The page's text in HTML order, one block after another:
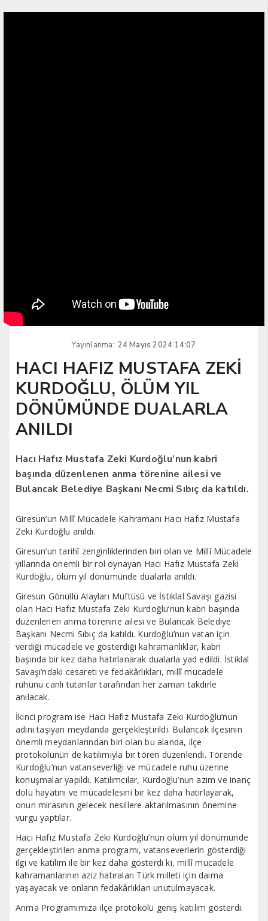
Yayınlanma: 24 Mayıs 2024 14:07
HACI HAFIZ MUSTAFA ZEKİ
KURDOĞLU, ÖLÜM YIL
DÖNÜMÜNDE DUALARLA
ANILDI
Hacı Hafız Mustafa Zeki Kurdoğlu’nun kabri
başında düzenlenen anma törenine ailesi ve
Bulancak Belediye Başkanı Necmi Sıbıç da katıldı.
Giresun’un Millî Mücadele Kahramanı Hacı Hafız Mustafa
Zeki Kurdoğlu anıldı.
Giresun’un tarihî zenginliklerinden biri olan ve Millî Mücadele
yıllarında önemli bir rol oynayan Hacı Hafız Mustafa Zeki
Kurdoğlu, ölüm yıl dönümünde dualarla anıldı.
Giresun Gönüllü Alayları Müftüsü ve İstiklal Savaşı gazisi
olan Hacı Hafız Mustafa Zeki Kurdoğlu’nun kabri başında
düzenlenen anma törenine ailesi ve Bulancak Belediye
Başkanı Necmi Sıbıç da katıldı. Kurdoğlu’nun vatan için
verdiği mücadele ve gösterdiği kahramanlıklar, kabri
başında bir kez daha hatırlanarak dualarla yad edildi. İstiklal
Savaşı’ndaki cesareti ve fedakârlıkları, millî mücadele
ruhunu canlı tutanlar tarafından her zaman takdirle
anılacak.
İkinci program ise Hacı Hafız Mustafa Zeki Kurdoğlu’nun
adını taşıyan meydanda gerçekleştirildi. Bulancak ilçesinin
önemli meydanlarından biri olan bu alanda, ilçe
protokolünün de katılımıyla bir tören düzenlendi. Törende
Kurdoğlu’nun vatanseverliği ve mücadele ruhu üzerine
konuşmalar yapıldı. Katılımcılar, Kurdoğlu’nun azim ve inanç
dolu hayatını ve mücadelesini bir kez daha hatırlayarak,
onun mirasının gelecek nesillere aktarılmasının önemine
vurgu yaptılar.
Hacı Hafız Mustafa Zeki Kurdoğlu’nun ölüm yıl dönümünde
gerçekleştirilen anma programı, vatanseverlerin gösterdiği
ilgi ve katılım ile bir kez daha gösterdi ki, millî mücadele
kahramanlarının aziz hatıraları Türk milleti için daima
yaşayacak ve onların fedakârlıkları unutulmayacak.
Anma Programımıza ilçe protokolü geniş katılım gösterdi.